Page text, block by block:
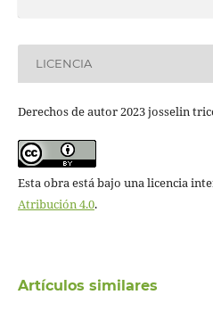
LICENCIA
Derechos de autor 2023 josselin
Esta obra está bajo una licencia
Atribución 4.0.
Artículos similares